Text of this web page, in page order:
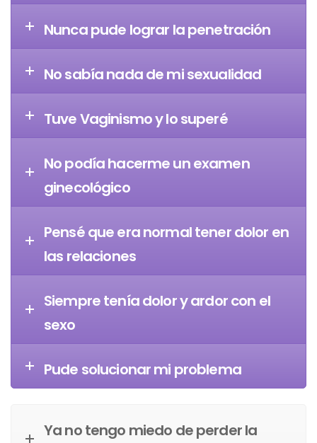
Nunca pude lograr la penetración
No sabía nada de mi sexualidad
Tuve Vaginismo y lo superé
No podía hacerme un examen
ginecológico
Pensé que era normal tener dolor en
las relaciones
Siempre tenía dolor y ardor con el
sexo
Pude solucionar mi problema
Ya no tengo miedo de perder la